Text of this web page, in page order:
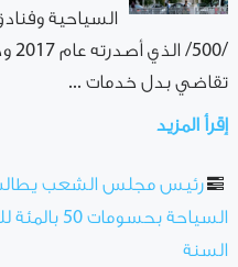
السياحية وفنادق
/
تقاضي بدل خدمات ...
إقرأ المزيد
رئيس مجلس الشعب
السياحة
السنة